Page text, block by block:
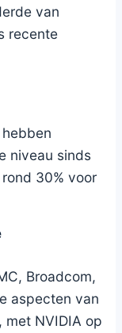
van
recente
niveau sinds
30% voor
Broadcom,
aspecten van
NVIDIA op